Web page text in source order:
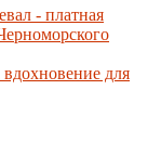
- платная
для